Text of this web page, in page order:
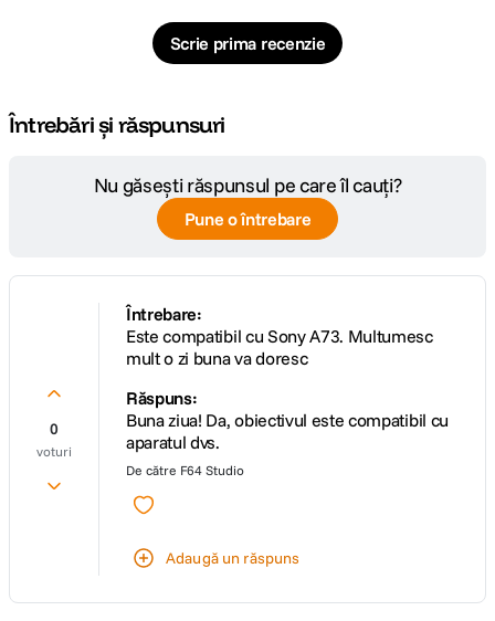
0.2x
diafragma
9
Diafragma
f/1.8
f/1.8 - f/16
DIMENSIUNE / GREUTATE:
91.4mm
Lungime 114.9 mm
Greutate 1130 g
DETALII PRODUCATOR
Scrie prima recenzie
Întrebări și răspunsuri
Nu găsești răspunsul pe care îl cauți?
Pune o întrebare
0
voturi
Întrebare:
Este compatibil cu Sony A73. Multumesc
mult o zi buna va doresc
Răspuns:
Buna ziua! Da, obiectivul este compatibil cu
aparatul dvs.
De către F64 Studio
Adaugă un răspuns